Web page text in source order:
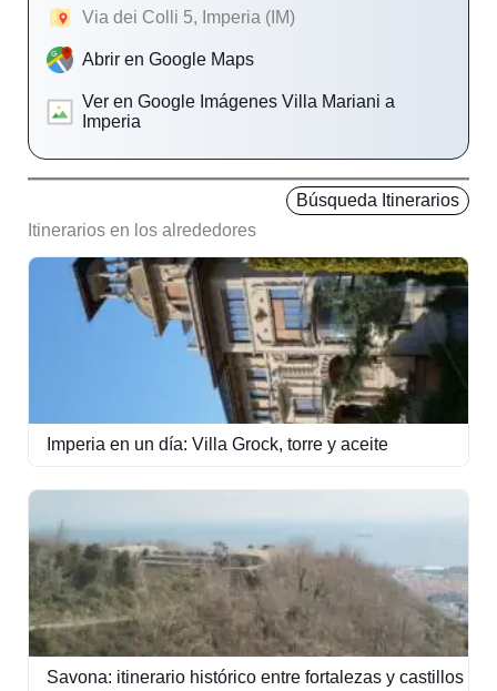
Via dei Colli 5, Imperia (IM)
Abrir en Google Maps
Ver en Google Imágenes Villa Mariani a
Imperia
Itinerarios en los alrededores
Búsqueda Itinerarios
Imperia en un día: Villa Grock, torre y aceite
Savona: itinerario histórico entre fortalezas y castillos